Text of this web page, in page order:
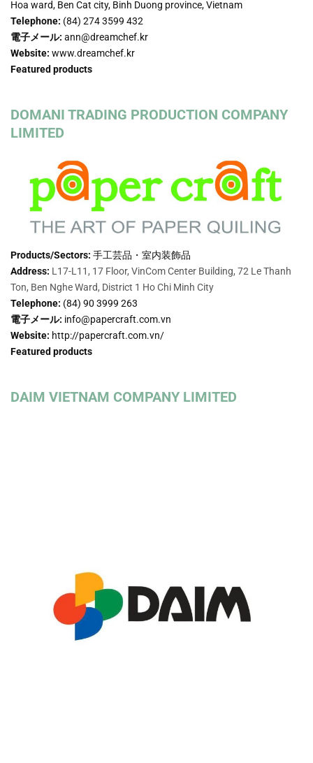
Hoa ward, Ben Cat city, Binh Duong province, Vietnam
Telephone: (84) 274 3599 432
電子メール: ann@dreamchef.kr
Website: www.dreamchef.kr
Featured products
DOMANI TRADING PRODUCTION COMPANY
LIMITED
Products/Sectors: 手工芸品・室内装飾品
Address: L17-L11, 17 Floor, VinCom Center Building, 72 Le Thanh
Ton, Ben Nghe Ward, District 1 Ho Chi Minh City
Telephone: (84) 90 3999 263
電子メール: info@papercraft.com.vn
Website: http://papercraft.com.vn/
Featured products
DAIM VIETNAM COMPANY LIMITED